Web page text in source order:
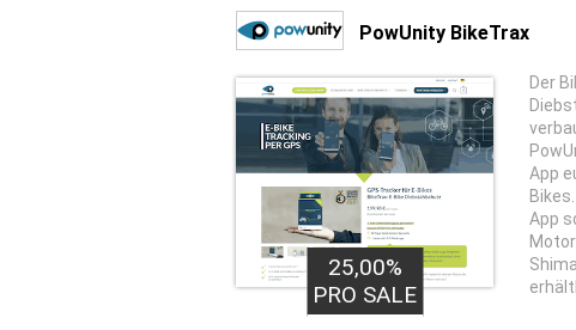
PowUnity BikeTrax
25,00%
PRO SALE
Der
App
App